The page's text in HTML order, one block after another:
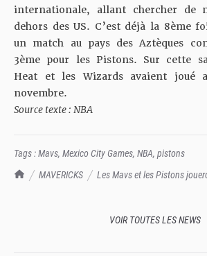
TrashTalk Actu NBA
MAVERICKS
Les Mavs et les Pistons
internationale, allant chercher de
dehors des US. C’est déjà la 8ème
un match au pays des Aztèques
3ème pour les Pistons. Sur cette
Heat et les Wizards avaient joué
novembre.
Source texte : NBA
Tags :Mavs, Mexico City Games, NBA, pistons
VOIR TOUTES LES NEWS